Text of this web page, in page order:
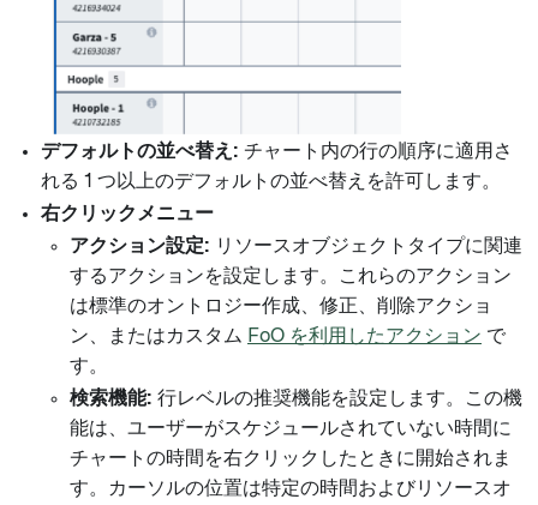
デフォルトの並べ替え: チャート内の行の順序に適用さ
れる 1 つ以上のデフォルトの並べ替えを許可します。
右クリックメニュー
アクション設定: リソースオブジェクトタイプに関連
するアクションを設定します。これらのアクション
は標準のオントロジー作成、修正、削除アクショ
ン、またはカスタム FoO を利用したアクション で
す。
検索機能: 行レベルの推奨機能を設定します。この機
能は、ユーザーがスケジュールされていない時間に
チャートの時間を右クリックしたときに開始されま
す。カーソルの位置は特定の時間およびリソースオ